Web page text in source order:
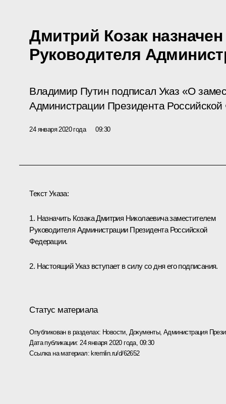
Дмитрий Козак
Руководителя
Владимир Путин подписал Указ «О
Администрации Президента
24 января 2020 года 09:30
Текст Указа:
1. Назначить Козака Дмитрия Николаевича заместителем
Руководителя Администрации Президента Российской
Федерации.
2. Настоящий Указ вступает в силу со дня его подписания.
Статус материала
Опубликован в разделах: Новости, Документы,Администрация
Дата публикации: 24 января 2020 года, 09:30
Ссылка на материал: kremlin.ru/d/62652